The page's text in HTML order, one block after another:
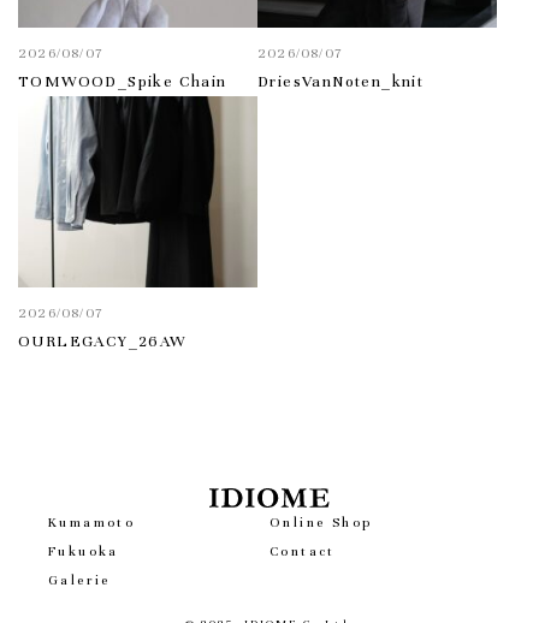
2026/08/07
TOMWOOD_Spike Chain
2026/08/07
DriesVanNoten_knit
2026/08/07
OURLEGACY_26AW
Kumamoto
Fukuoka
Galerie
Online Shop
Contact